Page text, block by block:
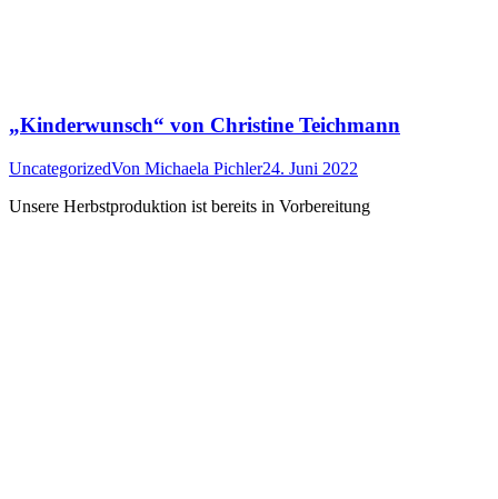
„Kinderwunsch“ von Christine Teichmann
UncategorizedVon Michaela Pichler24. Juni 2022
Unsere Herbstproduktion ist bereits in Vorbereitung